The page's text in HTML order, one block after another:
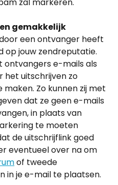
zal markeren.
gemakkelijk
een ontvanger heeft
op jouw zendreputatie.
ontvangers e-mails als
het uitschrijven zo
Zo kunnen zij met
dat ze geen e-mails
in plaats van
te moeten
de uitschrijflink goed
eventueel over na om
of tweede
in je e-mail te plaatsen.